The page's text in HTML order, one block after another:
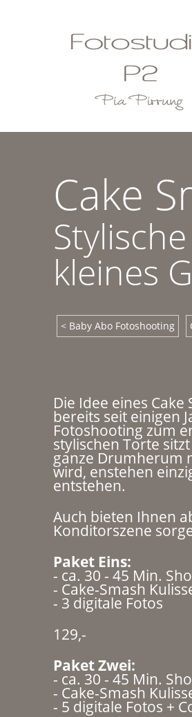
Cake
kleines
< Baby Abo Fotoshooting
Die Idee eines
bereits seit einigen
Fotoshooting zum
stylischen Torte
ganze Drumherum
wird, enstehen
entstehen.
Auch bieten Ihnen
Konditorszene
Paket Eins:
- ca. 30 - 45 Min.
- Cake-Smash
- 3 digitale Fotos
129,-
Paket Zwei:
- ca. 30 - 45 Min.
- Cake-Smash
- 5 digitale Fotos +